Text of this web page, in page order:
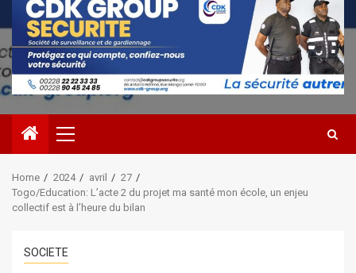
Primary
Menu
Home 2024 avril
27
Togo/Education: L’acte 2 du projet ma santé mon école, un enjeu
collectif est à l’heure du bilan
SOCIETE